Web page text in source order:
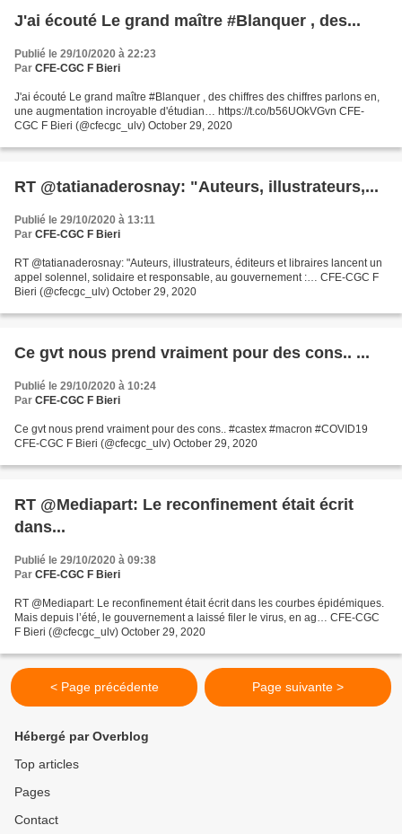
J'ai écouté Le grand maître #Blanquer , des...
Publié le 29/10/2020 à 22:23
Par CFE-CGC F Bieri
J'ai écouté Le grand maître #Blanquer , des chiffres des chiffres parlons en,
une augmentation incroyable d'étudian… https://t.co/b56UOkVGvn CFE-
CGC F Bieri (@cfecgc_ulv) October 29, 2020
RT @tatianaderosnay: "Auteurs, illustrateurs,...
Publié le 29/10/2020 à 13:11
Par CFE-CGC F Bieri
RT @tatianaderosnay: "Auteurs, illustrateurs, éditeurs et libraires lancent un
appel solennel, solidaire et responsable, au gouvernement :… CFE-CGC F
Bieri (@cfecgc_ulv) October 29, 2020
Ce gvt nous prend vraiment pour des cons.. ...
Publié le 29/10/2020 à 10:24
Par CFE-CGC F Bieri
Ce gvt nous prend vraiment pour des cons.. #castex #macron #COVID19
CFE-CGC F Bieri (@cfecgc_ulv) October 29, 2020
RT @Mediapart: Le reconfinement était écrit
dans...
Publié le 29/10/2020 à 09:38
Par CFE-CGC F Bieri
RT @Mediapart: Le reconfinement était écrit dans les courbes épidémiques.
Mais depuis l’été, le gouvernement a laissé filer le virus, en ag… CFE-CGC
F Bieri (@cfecgc_ulv) October 29, 2020
< Page précédente Page suivante >
Hébergé par Overblog
Top articles
Pages
Contact